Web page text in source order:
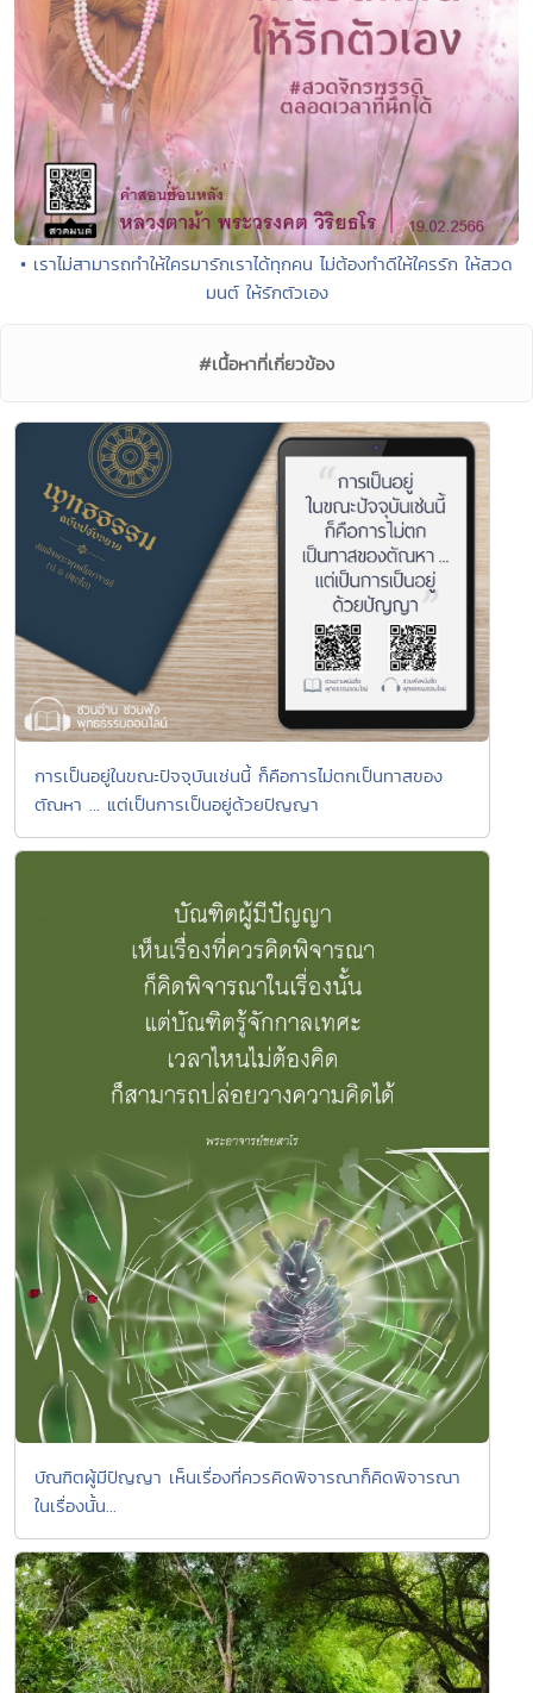
• เราไม่สามารถทำให้ใครมารักเราได้ทุกคน ไม่ต้องทำดีให้ใครรัก ให้สวด
มนต์ ให้รักตัวเอง
#เนื้อหาที่เกี่ยวข้อง
การเป็นอยู่ในขณะปัจจุบันเช่นนี้ ก็คือการไม่ตกเป็นทาสของ
ตัณหา ... แต่เป็นการเป็นอยู่ด้วยปัญญา
บัณฑิตผู้มีปัญญา เห็นเรื่องที่ควรคิดพิจารณาก็คิดพิจารณา
ในเรื่องนั้น...